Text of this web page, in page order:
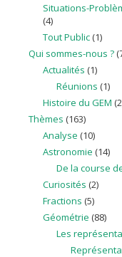
Situations-
(4)
Tout Public(1)
Qui sommes-nous ?
Actualités (1)
Réunions (1)
Histoire du GEM
Thèmes (163)
Analyse (10)
Astronomie (14)
De la course
Curiosités (2)
Fractions (5)
Géométrie (88)
Les